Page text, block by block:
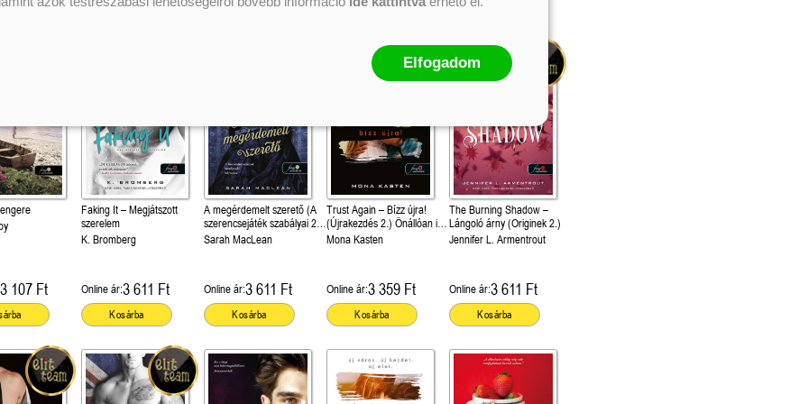
Kosárba Kosárba Kosárba Kosárba
3 107 Ft
Faking It – Megjátszott
szerelem
K. Bromberg
Online ár:3 611 Ft
Kosárba
A megérdemelt szerető (A
szerencsejáték szabályai 2.)
Önállóan is olvasható!
Sarah MacLean
Online ár:3 611 Ft
Kosárba
Trust Again – Bízz újra!
(Újrakezdés 2.) Önállóan is
olvasható!
Mona Kasten
Online ár:3 359 Ft
Kosárba
The Burning Shadow –
Lángoló árny (Originek 2.)
Jennifer L. Armentrout
Online ár:3 611 Ft
Kosárba
Elfogadom